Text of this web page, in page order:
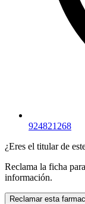
924821268
¿Eres el titular de
Reclama la ficha
información.
Reclamar esta